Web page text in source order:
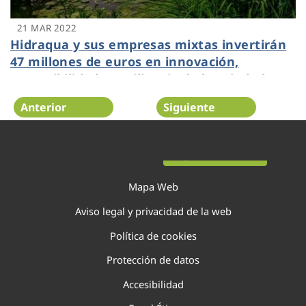
21 MAR 2022
Hidraqua y sus empresas mixtas invertirán
47 millones de euros en innovación,
sostenibilidad y resiliencia de las ciudades
en la Comunitat Valenciana durante 2022
Anterior Siguiente
Mapa Web
Aviso legal y privacidad de la web
Política de cookies
Protección de datos
Accesibilidad